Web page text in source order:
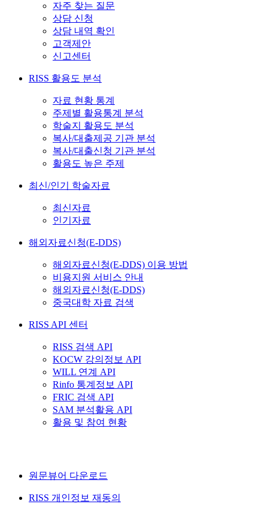
자주 찾는 질문
상담 신청
상담 내역 확인
고객제안
신고센터
RISS 활용도 분석
자료 현황 통계
주제별 활용통계 분석
학술지 활용도 분석
복사/대출제공 기관 분석
복사/대출신청 기관 분석
활용도 높은 주제
최신/인기 학술자료
최신자료
인기자료
해외자료신청(E-DDS)
해외자료신청(E-DDS) 이용 방법
비용지원 서비스 안내
해외자료신청(E-DDS)
중국대학 자료 검색
RISS API 센터
RISS 검색 API
KOCW 강의정보 API
WILL 연계 API
Rinfo 통계정보 API
FRIC 검색 API
SAM 분석활용 API
활용 및 참여 현황
원문뷰어 다운로드
RISS 개인정보 재동의